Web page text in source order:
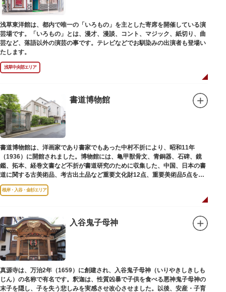
浅草東洋館は、都内で唯一の「いろもの」を主とした寄席を開催している演
芸場です。「いろもの」とは、漫才、漫談、コント、マジック、紙切り、曲
芸など、落語以外の演芸の事です。テレビなどでお馴染みの出演者も登場い
たします。
浅草中央部エリア
書道博物館
書道博物館は、洋画家であり書家でもあった中村不折により、昭和11年
（1936）に開館されました。博物館には、亀甲獣骨文、青銅器、石碑、鏡
鑑、拓本、経巻文書など不折が書道研究のために収集した、中国、日本の書
道に関する古美術品、考古出土品など重要文化財12点、重要美術品5点を含
む約16000点が収蔵されています。
根岸・入谷・金杉エリア
入谷鬼子母神
真源寺は、万治2年（1659）に創建され、入谷鬼子母神（いりやきしきしも
じん）の名称で有名です。釈迦は、性質凶暴で子供を食べる悪神鬼子母神の
末子を隠し、子を失う悲しみを実感させ改心させました。以後、安産・子育